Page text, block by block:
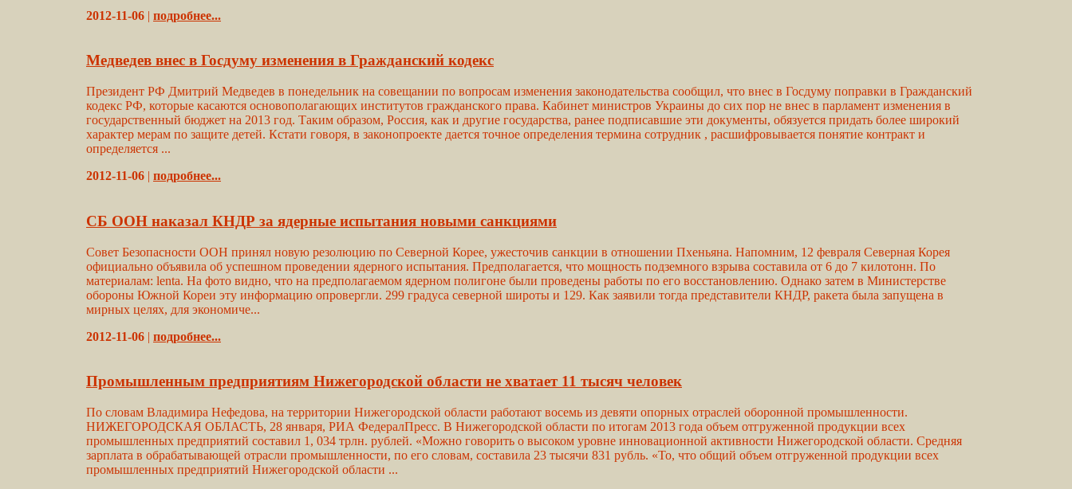
2012-11-06 | подробнее...
Медведев внес в Госдуму изменения в Гражданский кодекс
Президент РФ Дмитрий Медведев в понедельник на совещании по вопросам изменения законодательства сообщил, что внес в Госдуму поправки в Гражданский
кодекс РФ, которые касаются основополагающих институтов гражданского права. Кабинет министров Украины до сих пор не внес в парламент изменения в
государственный бюджет на 2013 год. Таким образом, Россия, как и другие государства, ранее подписавшие эти документы, обязуется придать более широкий
характер мерам по защите детей. Кстати говоря, в законопроекте дается точное определения термина сотрудник , расшифровывается понятие контракт и
определяется ...
2012-11-06 | подробнее...
СБ ООН наказал КНДР за ядерные испытания новыми санкциями
Совет Безопасности ООН принял новую резолюцию по Северной Корее, ужесточив санкции в отношении Пхеньяна. Напомним, 12 февраля Северная Корея
официально объявила об успешном проведении ядерного испытания. Предполагается, что мощность подземного взрыва составила от 6 до 7 килотонн. По
материалам: lenta. На фото видно, что на предполагаемом ядерном полигоне были проведены работы по его восстановлению. Однако затем в Министерстве
обороны Южной Кореи эту информацию опровергли. 299 градуса северной широты и 129. Как заявили тогда представители КНДР, ракета была запущена в
мирных целях, для экономиче...
2012-11-06 | подробнее...
Промышленным предприятиям Нижегородской области не хватает 11 тысяч человек
По словам Владимира Нефедова, на территории Нижегородской области работают восемь из девяти опорных отраслей оборонной промышленности.
НИЖЕГОРОДСКАЯ ОБЛАСТЬ, 28 января, РИА ФедералПресс. В Нижегородской области по итогам 2013 года объем отгруженной продукции всех
промышленных предприятий составил 1, 034 трлн. рублей. «Можно говорить о высоком уровне инновационной активности Нижегородской области. Средняя
зарплата в обрабатывающей отрасли промышленности, по его словам, составила 23 тысячи 831 рубль. «То, что общий объем отгруженной продукции всех
промышленных предприятий Нижегородской области ...